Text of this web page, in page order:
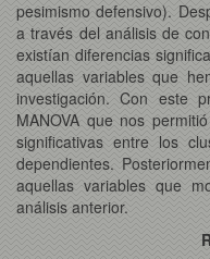
pesimismo defensivo).
a través del análisis de
existían diferencias
aquellas variables que
investigación. Con este
MANOVA que nos
significativas entre los
dependientes.
aquellas variables que
análisis anterior.